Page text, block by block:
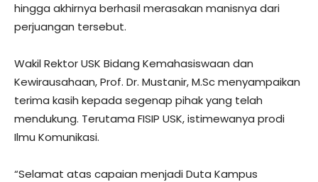
hingga akhirnya berhasil merasakan manisnya dari
perjuangan tersebut.
Wakil Rektor USK Bidang Kemahasiswaan dan
Kewirausahaan, Prof. Dr. Mustanir, M.Sc menyampaikan
terima kasih kepada segenap pihak yang telah
mendukung. Terutama FISIP USK, istimewanya prodi
Ilmu Komunikasi.
“Selamat atas capaian menjadi Duta Kampus